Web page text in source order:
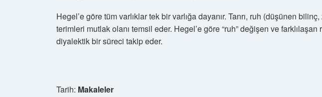
Hegel’e göre tüm varlıklar tek bir varlığa dayanır. Tanrı, ruh (düşünen
terimleri mutlak olanı temsil eder. Hegel’e göre “ruh” değişen ve farklılaşan
diyalektik bir süreci takip eder.
Tarih: Makaleler